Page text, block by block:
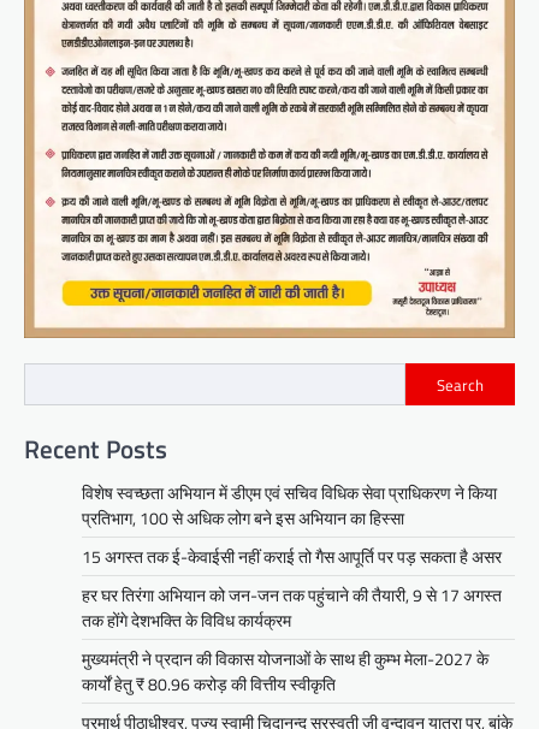
Search
Recent Posts
विशेष स्वच्छता अभियान में डीएम एवं सचिव विधिक सेवा प्राधिकरण ने किया
प्रतिभाग, 100 से अधिक लोग बने इस अभियान का हिस्सा
15 अगस्त तक ई-केवाईसी नहीं कराई तो गैस आपूर्ति पर पड़ सकता है असर
हर घर तिरंगा अभियान को जन-जन तक पहुंचाने की तैयारी, 9 से 17 अगस्त
तक होंगे देशभक्ति के विविध कार्यक्रम
मुख्यमंत्री ने प्रदान की विकास योजनाओं के साथ ही कुम्भ मेला-2027 के
कार्यों हेतु ₹ 80.96 करोड़ की वित्तीय स्वीकृति
परमार्थ पीठाधीश्वर, पूज्य स्वामी चिदानन्द सरस्वती जी वृन्दावन यात्रा पर, बांके